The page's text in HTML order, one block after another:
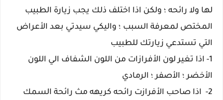
لها ولا رائحه ؛ ولكن اذا اختلف ذلك يجب زيارة الطبيب
المختص لمعرفة السبب ؛ واليكي سيدتي بعد الأعراض
التي تستدعي زيارتك للطبيب
1- اذا تغير لون الأفرازات من اللون الشفاف الي اللون
الأخضر ؛ الأصفر ؛ الرمادي
2- اذا صاحب الأفرازت رائحه كريهه مث رائحة السمك